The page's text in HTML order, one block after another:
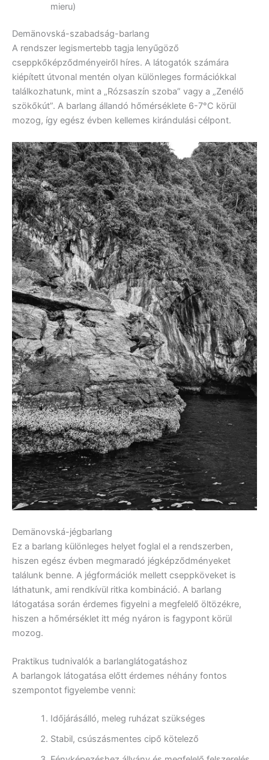
mieru)
Demänovská-szabadság-barlang
A rendszer legismertebb tagja lenyűgöző
cseppkőképződményeiről híres. A látogatók számára
kiépített útvonal mentén olyan különleges formációkkal
találkozhatunk, mint a „Rózsaszín szoba” vagy a „Zenélő
szökőkút”. A barlang állandó hőmérséklete 6-7°C körül
mozog, így egész évben kellemes kirándulási célpont.
Demänovská-jégbarlang
Ez a barlang különleges helyet foglal el a rendszerben,
hiszen egész évben megmaradó jégképződményeket
találunk benne. A jégformációk mellett cseppköveket is
láthatunk, ami rendkívül ritka kombináció. A barlang
látogatása során érdemes figyelni a megfelelő öltözékre,
hiszen a hőmérséklet itt még nyáron is fagypont körül
mozog.
Praktikus tudnivalók a barlanglátogatáshoz
A barlangok látogatása előtt érdemes néhány fontos
szempontot figyelembe venni:
Időjárásálló, meleg ruházat szükséges
Stabil, csúszásmentes cipő kötelező